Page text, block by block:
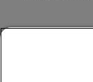
و
في حالة